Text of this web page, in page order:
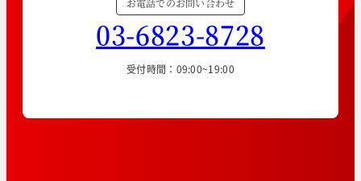
03-6823-8728
受付時間：09:00~19:00